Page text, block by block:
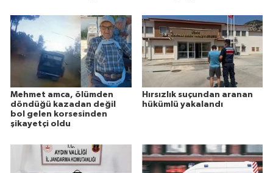
Mehmet amca, ölümden
döndüğü kazadan değil
bol gelen korsesinden
şikayetçi oldu
Hırsızlık suçundan aranan
hükümlü yakalandı